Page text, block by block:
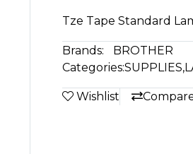
Tze Tape Standard
Brands:
BROTHER
Categories:SUPPLIES,
Wishlist